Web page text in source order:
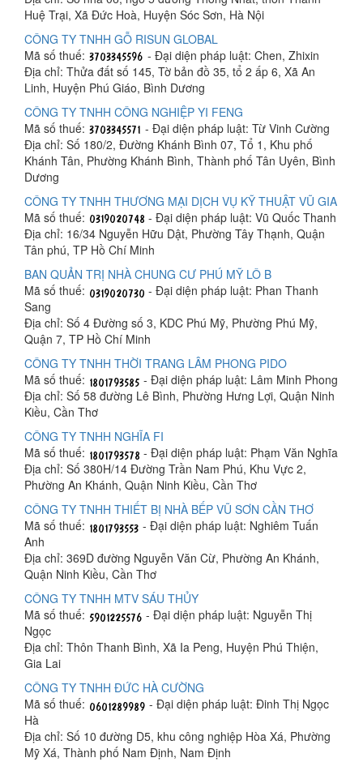
Huệ Trại, Xã Đức Hoà, Huyện Sóc Sơn, Hà Nội
CÔNG TY TNHH GỖ RISUN GLOBAL
Mã số thuế:
- Đại diện pháp luật: Chen, Zhixin
Địa chỉ: Thửa đất số 145, Tờ bản đồ 35, tổ 2 ấp 6, Xã An
Linh, Huyện Phú Giáo, Bình Dương
CÔNG TY TNHH CÔNG NGHIỆP YI FENG
Mã số thuế:
- Đại diện pháp luật: Từ Vinh Cường
Địa chỉ: Số 180/2, Đường Khánh Bình 07, Tổ 1, Khu phố
Khánh Tân, Phường Khánh Bình, Thành phố Tân Uyên, Bình
Dương
CÔNG TY TNHH THƯƠNG MẠI DỊCH VỤ KỸ THUẬT VŨ GIA
Mã số thuế:
- Đại diện pháp luật: Vũ Quốc Thanh
Địa chỉ: 16/34 Nguyễn Hữu Dật, Phường Tây Thạnh, Quận
Tân phú, TP Hồ Chí Minh
BAN QUẢN TRỊ NHÀ CHUNG CƯ PHÚ MỸ LÔ B
Mã số thuế:
- Đại diện pháp luật: Phan Thanh
Sang
Địa chỉ: Số 4 Đường số 3, KDC Phú Mỹ, Phường Phú Mỹ,
Quận 7, TP Hồ Chí Minh
CÔNG TY TNHH THỜI TRANG LÂM PHONG PIDO
Mã số thuế:
- Đại diện pháp luật: Lâm Minh Phong
Địa chỉ: Số 58 đường Lê Bình, Phường Hưng Lợi, Quận Ninh
Kiều, Cần Thơ
CÔNG TY TNHH NGHĨA FI
Mã số thuế:
- Đại diện pháp luật: Phạm Văn Nghĩa
Địa chỉ: Số 380H/14 Đường Trần Nam Phú, Khu Vực 2,
Phường An Khánh, Quận Ninh Kiều, Cần Thơ
CÔNG TY TNHH THIẾT BỊ NHÀ BẾP VŨ SƠN CẦN THƠ
Mã số thuế:
- Đại diện pháp luật: Nghiêm Tuấn
Anh
Địa chỉ: 369D đường Nguyễn Văn Cừ, Phường An Khánh,
Quận Ninh Kiều, Cần Thơ
CÔNG TY TNHH MTV SÁU THỦY
Mã số thuế:
- Đại diện pháp luật: Nguyễn Thị
Ngọc
Địa chỉ: Thôn Thanh Bình, Xã Ia Peng, Huyện Phú Thiện,
Gia Lai
CÔNG TY TNHH ĐỨC HÀ CƯỜNG
Mã số thuế:
- Đại diện pháp luật: Đinh Thị Ngọc
Hà
Địa chỉ: Số 10 đường D5, khu công nghiệp Hòa Xá, Phường
Mỹ Xá, Thành phố Nam Định, Nam Định